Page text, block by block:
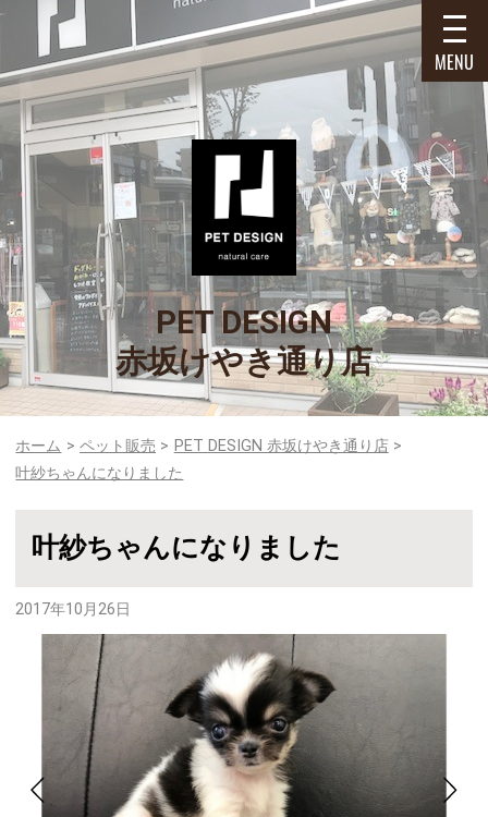
PET DESIGN
赤坂けやき通り店
MENU
ホーム ペット販売
PET DESIGN 赤坂けやき通り店
叶紗ちゃんになりました
叶紗ちゃんになりました
2017年10月26日